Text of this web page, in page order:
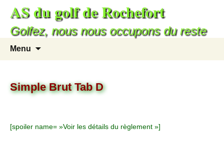
AS du golf de Rochefort
Golfez, nous nous occupons du reste
Menu
Simple Brut Tab D
[spoiler name= »Voir les détails du règlement »]